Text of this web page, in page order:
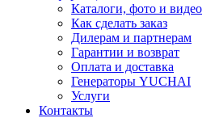
Каталоги, фото и видео
Как сделать заказ
Дилерам и партнерам
Гарантии и возврат
Оплата и доставка
Генераторы YUCHAI
Услуги
Контакты